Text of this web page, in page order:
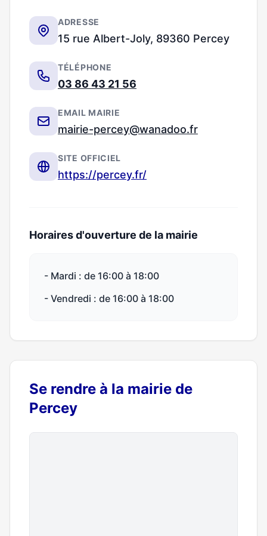
ADRESSE
15 rue Albert-Joly, 89360 Percey
TÉLÉPHONE
03 86 43 21 56
EMAIL MAIRIE
mairie-percey@wanadoo.fr
SITE OFFICIEL
https://percey.fr/
Horaires d'ouverture de la mairie
- Mardi : de 16:00 à 18:00
- Vendredi : de 16:00 à 18:00
Se rendre à la mairie de
Percey